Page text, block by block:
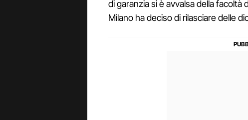
di garanzia si è avvalsa della facoltà
Milano ha deciso di rilasciare delle